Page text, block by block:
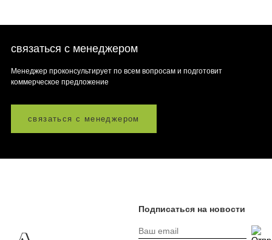
связаться с менеджером
Менеджер проконсультирует по всем вопросам и подготовит
коммерческое предложение
связаться с менеджером
Подписаться на новости